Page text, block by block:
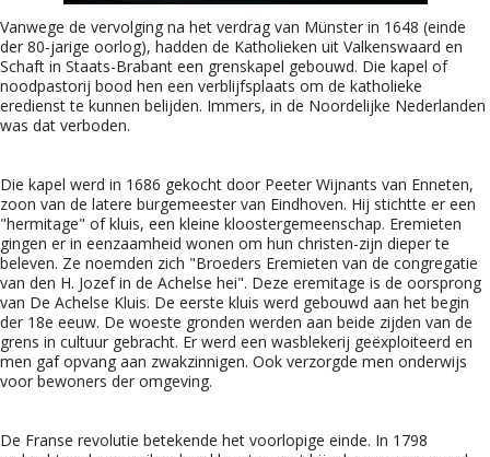
Vanwege de vervolging na het verdrag van Münster in 1648 (einde
der 80-jarige oorlog), hadden de Katholieken uit Valkenswaard en
Schaft in Staats-Brabant een grenskapel gebouwd. Die kapel of
noodpastorij bood hen een verblijfsplaats om de katholieke
eredienst te kunnen belijden. Immers, in de Noordelijke Nederlanden
was dat verboden.
Die kapel werd in 1686 gekocht door Peeter Wijnants van Enneten,
zoon van de latere burgemeester van Eindhoven. Hij stichtte er een
"hermitage" of kluis, een kleine kloostergemeenschap. Eremieten
gingen er in eenzaamheid wonen om hun christen-zijn dieper te
beleven. Ze noemden zich "Broeders Eremieten van de congregatie
van den H. Jozef in de Achelse hei". Deze eremitage is de oorsprong
van De Achelse Kluis. De eerste kluis werd gebouwd aan het begin
der 18e eeuw. De woeste gronden werden aan beide zijden van de
grens in cultuur gebracht. Er werd een wasblekerij geëxploiteerd en
men gaf opvang aan zwakzinnigen. Ook verzorgde men onderwijs
voor bewoners der omgeving.
De Franse revolutie betekende het voorlopige einde. In 1798